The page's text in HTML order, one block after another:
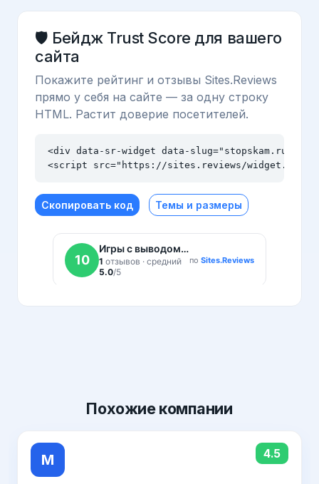
🛡️ Бейдж Trust Score для вашего
сайта
Покажите рейтинг и отзывы Sites.Reviews
прямо у себя на сайте — за одну строку
HTML. Растит доверие посетителей.
<div data-sr-widget data-slug="stopskam.ru"
<script src="https://sites.reviews/widget.js"
Скопировать код Темы и размеры
Похожиекомпании
M 4.5